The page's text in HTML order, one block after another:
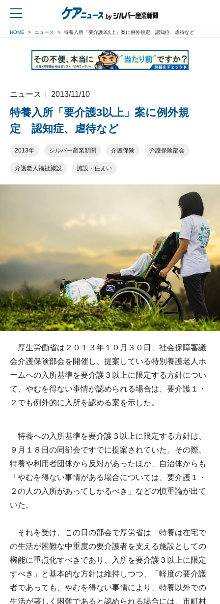
HOME ニュース 特養入所「要介護3以上」案に例外規定 認知症、虐待など
ニュース 2013/11/10
特養入所「要介護3以上」案に例外規
定 認知症、虐待など
2013年 シルバー産業新聞 介護保険 介護保険部会
介護老人福祉施設 施設・住まい
厚生労働省は２０１３年１０月３０日、社会保障審議
会介護保険部会を開催し、提案している特別養護老人ホ
ームへの入所基準を要介護３以上に限定する方針につい
て、やむを得ない事情が認められる場合は、要介護１・
２でも例外的に入所を認める案を示した。
特養への入所基準を要介護３以上に限定する方針は、
９月１８日の同部会ですでに提案されていた。その際、
特養や利用者団体から反対があったほか、自治体からも
「やむを得ない事情がある場合については、要介護１・
２の人の入所があってしかるべき」などの慎重論が出て
いた。
それを受け、この日の部会で厚労省は「特養は在宅で
の生活が困難な中重度の要介護者を支える施設としての
機能に重点化すべきであり、入所を要介護３以上に限定
すべき」と基本的な方針は維持しつつ、「軽度の要介護
者であっても、やむを得ない事情により、特養以外での
生活が著しく困難であると認められる場合には、市町村